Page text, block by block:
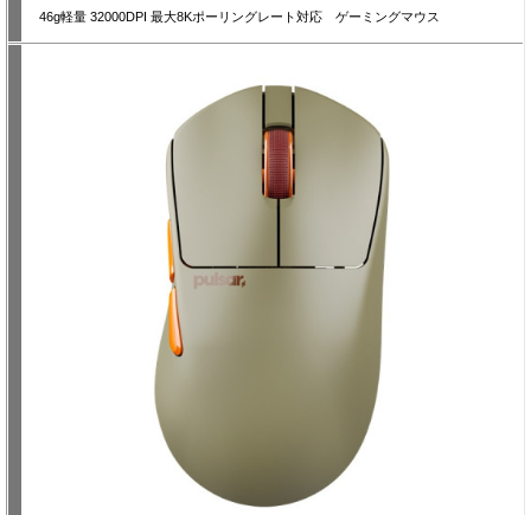
46g軽量 32000DPI 最大8Kポーリングレート対応 ゲーミングマウス